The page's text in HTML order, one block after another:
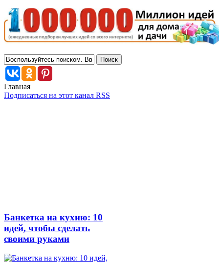
Главная
Подписаться на этот канал RSS
Банкетка на кухню: 10
идей, чтобы сделать
своими руками